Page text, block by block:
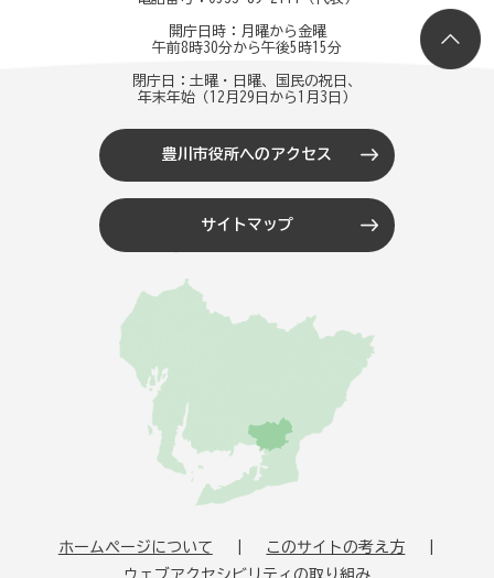
開庁日時：月曜から金曜
午前8時30分から午後5時15分
閉庁日：土曜・日曜、国民の祝日、
年末年始（12月29日から1月3日）
豊川市役所へのアクセス
サイトマップ
ホームページについて
このサイトの考え方